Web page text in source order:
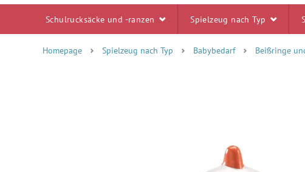
Schulrucksäcke und -ranzen Spielzeug nach Typ
Homepage Spielzeug nach Typ Babybedarf Beißringe